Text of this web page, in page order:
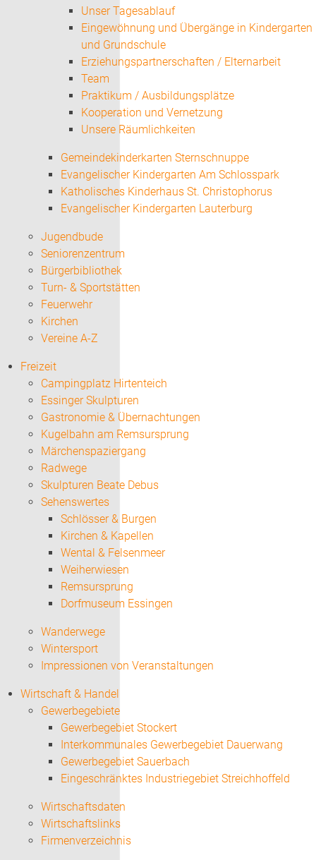
Unser Tagesablauf
Eingewöhnung und Übergänge in Kindergarten
und Grundschule
Erziehungspartnerschaften / Elternarbeit
Team
Praktikum / Ausbildungsplätze
Kooperation und Vernetzung
Unsere Räumlichkeiten
Gemeindekinderkarten Sternschnuppe
Evangelischer Kindergarten Am Schlosspark
Katholisches Kinderhaus St. Christophorus
Evangelischer Kindergarten Lauterburg
Jugendbude
Seniorenzentrum
Bürgerbibliothek
Turn- & Sportstätten
Feuerwehr
Kirchen
Vereine A-Z
Freizeit
Campingplatz Hirtenteich
Essinger Skulpturen
Gastronomie & Übernachtungen
Kugelbahn am Remsursprung
Märchenspaziergang
Radwege
Skulpturen Beate Debus
Sehenswertes
Schlösser & Burgen
Kirchen & Kapellen
Wental & Felsenmeer
Weiherwiesen
Remsursprung
Dorfmuseum Essingen
Wanderwege
Wintersport
Impressionen von Veranstaltungen
Wirtschaft & Handel
Gewerbegebiete
Gewerbegebiet Stockert
Interkommunales Gewerbegebiet Dauerwang
Gewerbegebiet Sauerbach
Eingeschränktes Industriegebiet Streichhoffeld
Wirtschaftsdaten
Wirtschaftslinks
Firmenverzeichnis